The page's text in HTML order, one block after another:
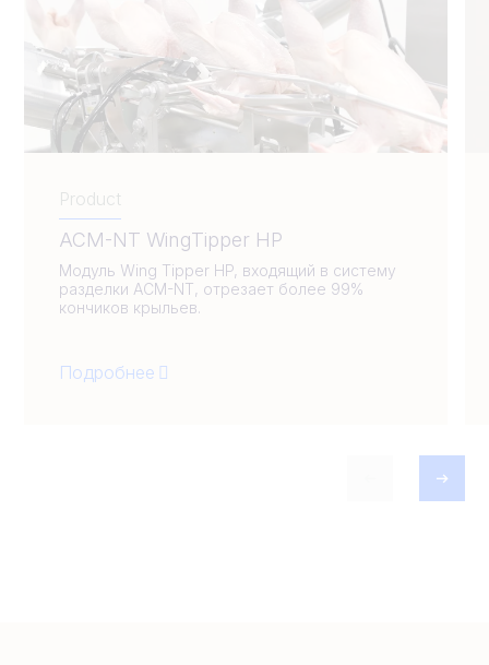
Product
ACM-NT WingTipper HP
Модуль Wing Tipper HP, входящий в систему
разделки ACM-NT, отрезает более 99%
кончиков крыльев.
Подробнее